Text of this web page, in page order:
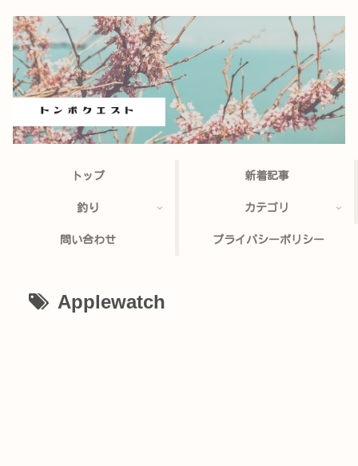
トップ 新着記事
釣り カテゴリ
問い合わせ プライバシーポリシー
Applewatch